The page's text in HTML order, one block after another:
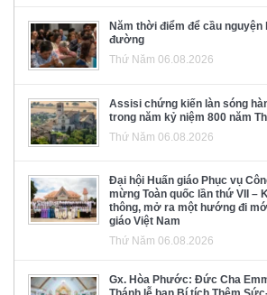
Năm thời điểm để cầu nguyện
đường
Thứ Năm 06.08.2026
Assisi chứng kiến làn sóng
trong năm kỷ niệm 800 năm
Thứ Năm 06.08.2026
Đại hội Huấn giáo Phục vụ
mừng Toàn quốc lần thứ VII –
thông, mở ra một hướng đi
giáo Việt Nam
Thứ Năm 06.08.2026
Gx. Hòa Phước: Đức Cha